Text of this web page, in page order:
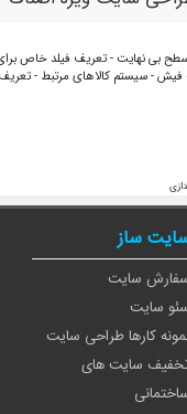
ساز
سایت
سایت
کارها طراحی سایت
سایت های